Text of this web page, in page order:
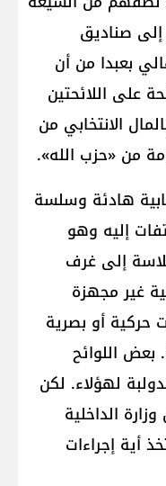
صناديق
بعبدا من أن
على اللائحتين
الانتخابي من
من «حزب الله».
هادئة وسلسة
إليه وهو
إلى غرف
غير مجهزة
حركية أو بصرية
اللوائح
لهؤلاء. لكن
الداخلية
أية إجراءات